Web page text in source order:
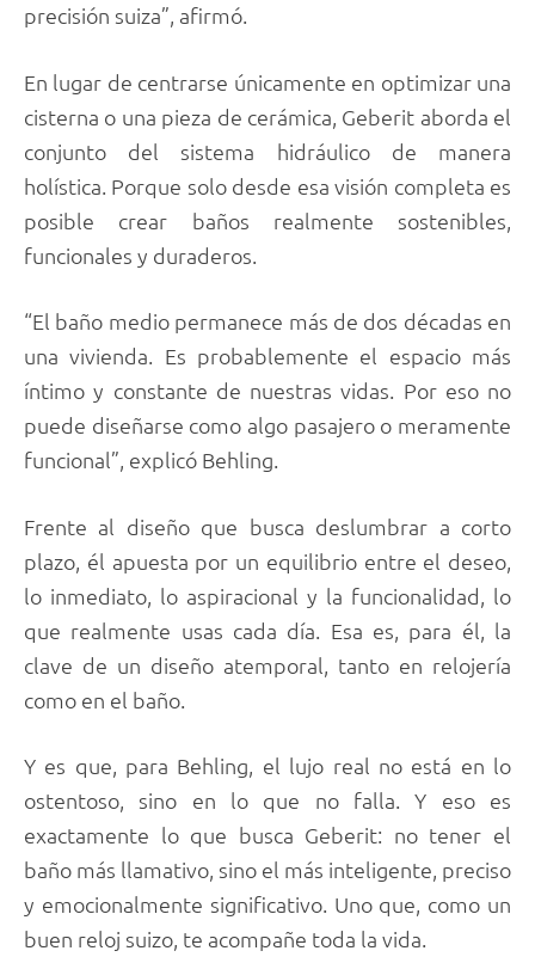
precisión suiza”, afirmó.
En lugar de centrarse únicamente en optimizar una
cisterna o una pieza de cerámica, Geberit aborda el
conjunto del sistema hidráulico de manera
holística. Porque solo desde esa visión completa es
posible crear baños realmente sostenibles,
funcionales y duraderos.
“El baño medio permanece más de dos décadas en
una vivienda. Es probablemente el espacio más
íntimo y constante de nuestras vidas. Por eso no
puede diseñarse como algo pasajero o meramente
funcional”, explicó Behling.
Frente al diseño que busca deslumbrar a corto
plazo, él apuesta por un equilibrio entre el deseo,
lo inmediato, lo aspiracional y la funcionalidad, lo
que realmente usas cada día. Esa es, para él, la
clave de un diseño atemporal, tanto en relojería
como en el baño.
Y es que, para Behling, el lujo real no está en lo
ostentoso, sino en lo que no falla. Y eso es
exactamente lo que busca Geberit: no tener el
baño más llamativo, sino el más inteligente, preciso
y emocionalmente significativo. Uno que, como un
buen reloj suizo, te acompañe toda la vida.